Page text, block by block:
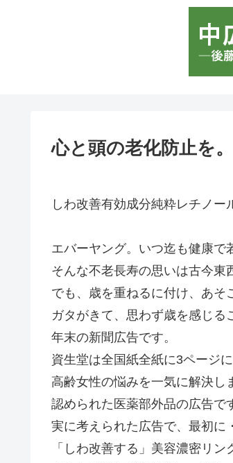
心と頭の老化防止を。
しわ改善有効成分純粋レチノー
エバーヤング。いつ迄も健康で
そんな不老長寿の思いは古今東
でも、歳を重ねるに付け、あそ
ガタがきて、思わず歳を感じる
年末の新聞広告です。
資生堂は全国紙全紙に3ページ
高齢女性の悩みを一気に解決し
認められた医薬部外品の広告で
実に考えられた広告で、最初に
「しわ改善する」美容濃密リン